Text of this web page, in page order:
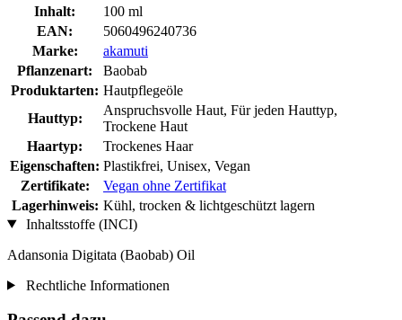
Inhalt:
100 ml
EAN:
5060496240736
Marke:
akamuti
Pflanzenart:
Baobab
Produktarten: Hautpflegeöle
Hauttyp:
Anspruchsvolle Haut, Für jeden Hauttyp,
Trockene Haut
Haartyp:
Trockenes Haar
Eigenschaften: Plastikfrei, Unisex, Vegan
Zertifikate:
Vegan ohne Zertifikat
Lagerhinweis: Kühl, trocken & lichtgeschützt lagern
Inhaltsstoffe (INCI)
Adansonia Digitata (Baobab) Oil
Rechtliche Informationen